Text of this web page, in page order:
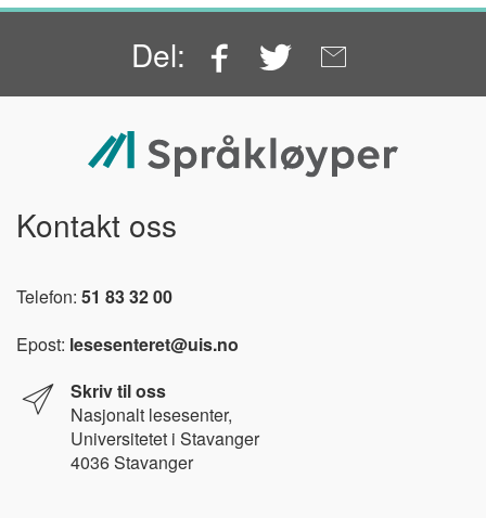
Del: Facebook
Twitter
Kontakt oss
Telefon: 51 83 32 00
Epost: lesesenteret@uis.no
Skriv til oss
Nasjonalt lesesenter,
Universitetet i Stavanger
4036 Stavanger